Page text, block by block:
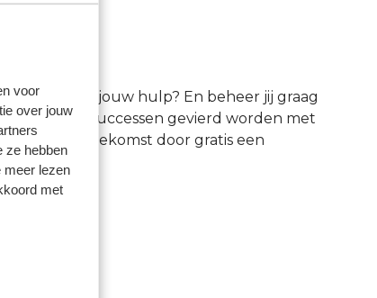
voor
over jouw
ze hebben
meer lezen
met
is door jouw hulp? En beheer jij graag
waarin successen gevierd worden met
in je toekomst door gratis een